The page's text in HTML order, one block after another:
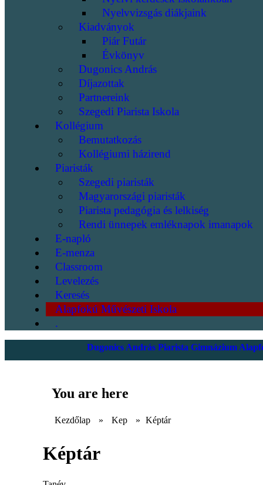
Nyelvvizsgás diákjaink
Kiadványok
Piár Futár
Évkönyv
Dugonics András
Díjazottak
Partnereink
Szegedi Piarista Iskola
Kollégium
Bemutatkozás
Kollégiumi házirend
Piaristák
Szegedi piaristák
Magyarországi piaristák
Piarista pedagógia és lelkiség
Rendi ünnepek emléknapok imanapok
E-napló
E-menza
Classroom
Levelezés
Keresés
Alapfokú Művészeti Iskola
.
Dugonics András Piarista Gimnázium
You are here
Kezdőlap » Kep » Képtár
Képtár